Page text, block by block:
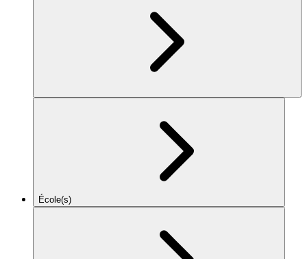
École(s)